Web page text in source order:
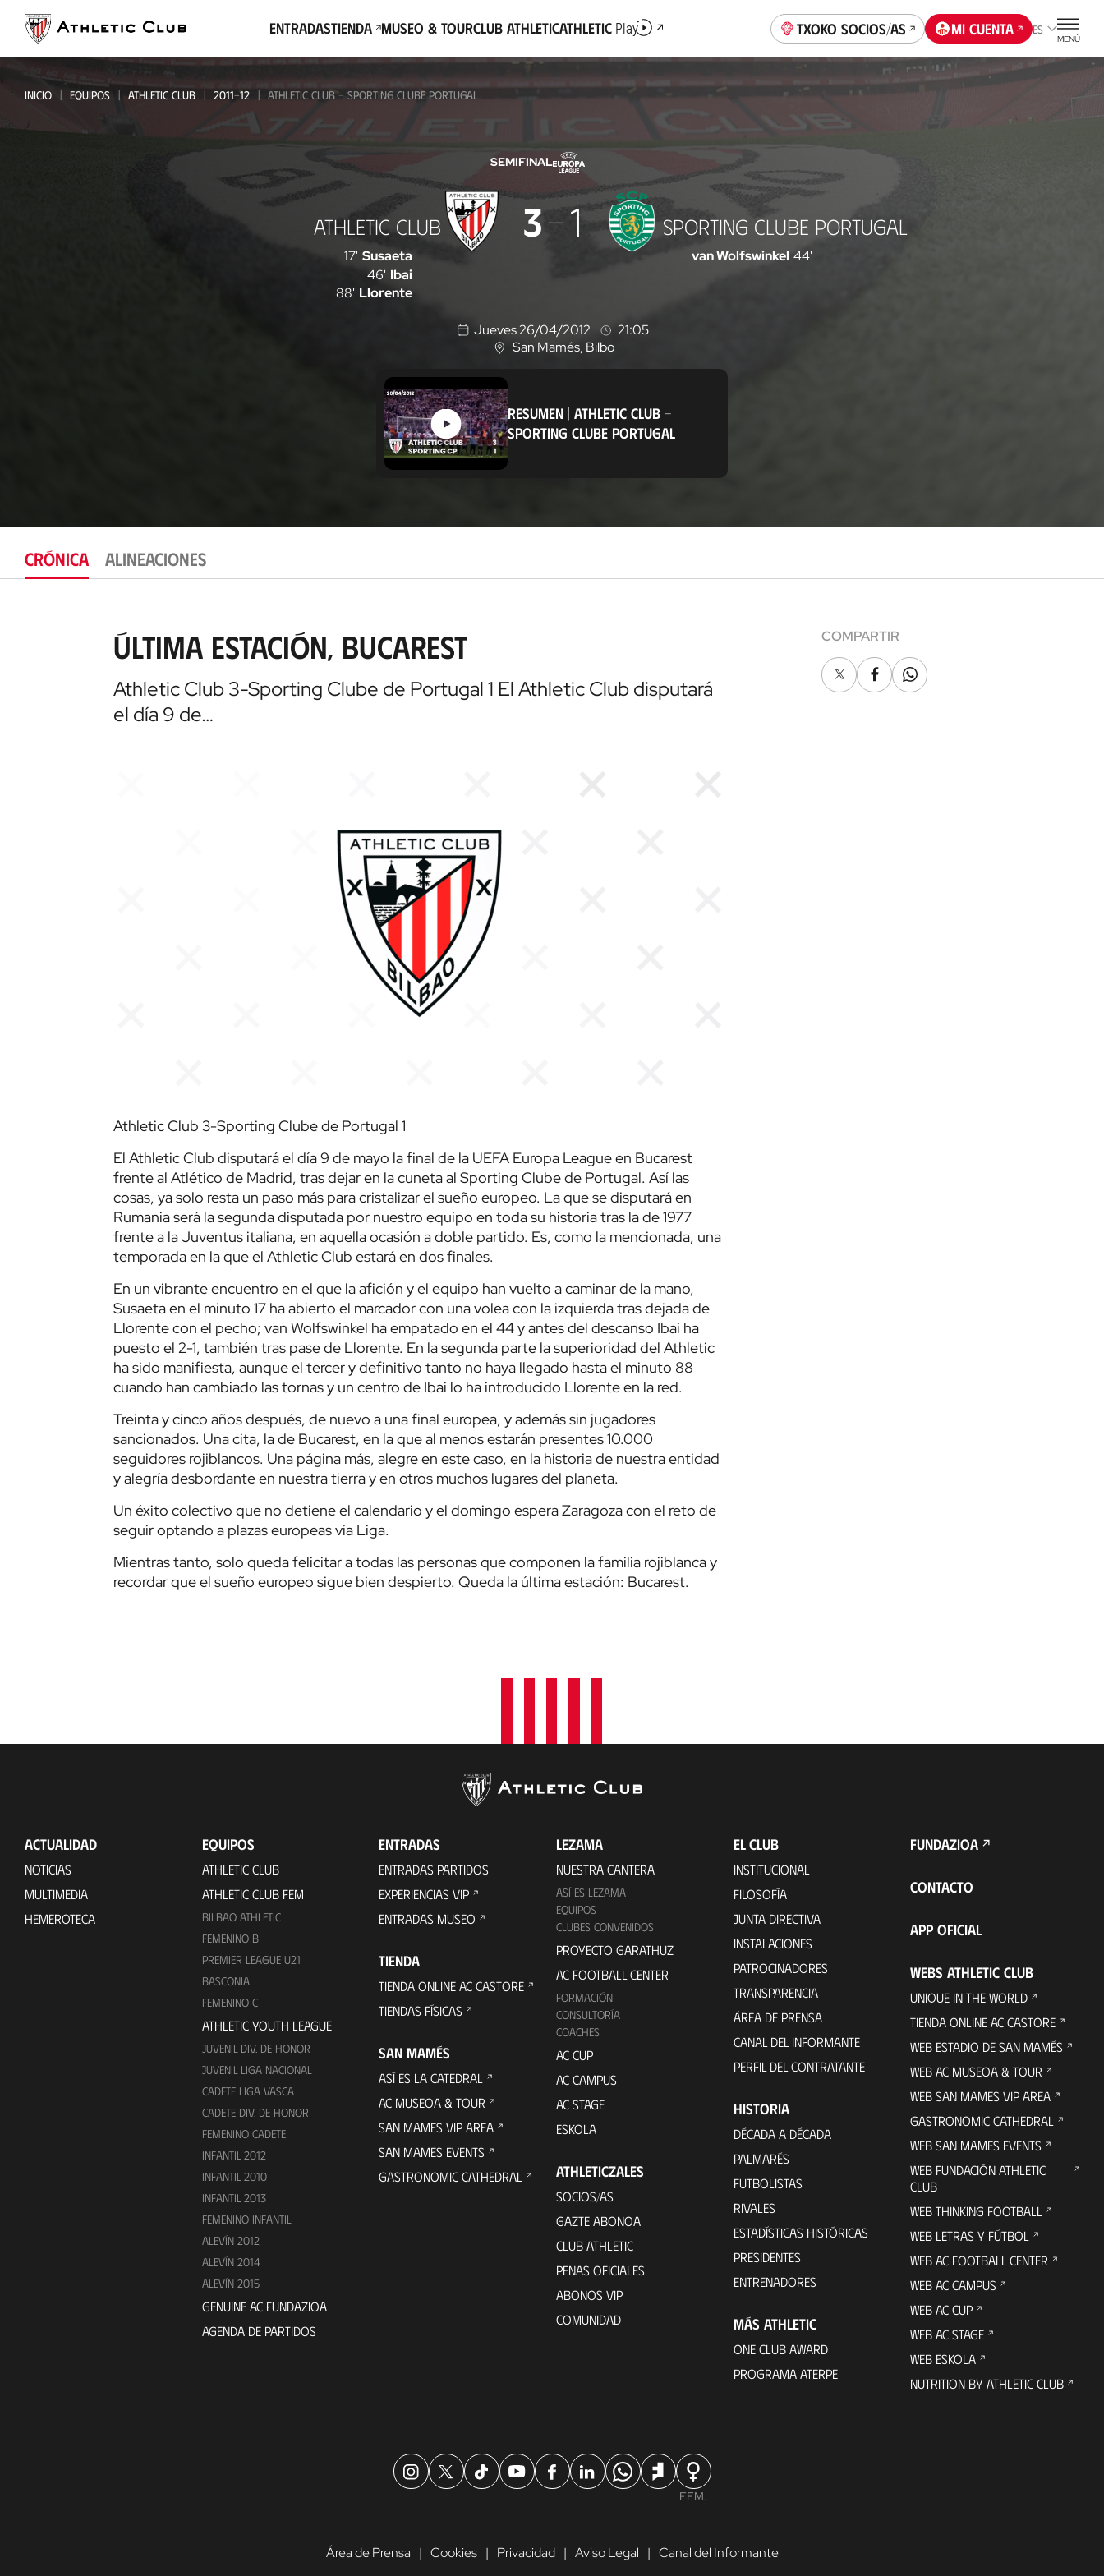
contenido
principal
EntradasTienda Museo & TourClub AthleticAthletic Play Txoko socios/as Mi cuenta ES
MENÚ
INICIO EQUIPOS ATHLETIC CLUB 2011-12 ATHLETIC CLUB - SPORTING CLUBE PORTUGAL
SEMIFINAL
ATHLETIC CLUB 3 1 SPORTING CLUBE PORTUGAL
17' Susaeta
46' Ibai
88' Llorente
van Wolfswinkel 44'
Jueves 26/04/2012
21:05
U
a
c
San Mamés, Bilbo
RESUMEN | ATHLETIC CLUB -
SPORTING CLUBE PORTUGAL
CRÓNICA ALINEACIONES
Última estación, Bucarest
Athletic Club 3-Sporting Clube de Portugal 1 El Athletic Club disputará
el día 9 de…
Athletic Club 3-Sporting Clube de Portugal 1
El Athletic Club disputará el día 9 de mayo la final de la UEFA Europa League en Bucarest
frente al Atlético de Madrid, tras dejar en la cuneta al Sporting Clube de Portugal. Así las
cosas, ya solo resta un paso más para cristalizar el sueño europeo. La que se disputará en
Rumania será la segunda disputada por nuestro equipo en toda su historia tras la de 1977
frente a la Juventus italiana, en aquella ocasión a doble partido. Es, como la mencionada, una
temporada en la que el Athletic Club estará en dos finales.
En un vibrante encuentro en el que la afición y el equipo han vuelto a caminar de la mano,
Susaeta en el minuto 17 ha abierto el marcador con una volea con la izquierda tras dejada de
Llorente con el pecho; van Wolfswinkel ha empatado en el 44 y antes del descanso Ibai ha
puesto el 2-1, también tras pase de Llorente. En la segunda parte la superioridad del Athletic
ha sido manifiesta, aunque el tercer y definitivo tanto no haya llegado hasta el minuto 88
cuando han cambiado las tornas y un centro de Ibai lo ha introducido Llorente en la red.
Treinta y cinco años después, de nuevo a una final europea, y además sin jugadores
sancionados. Una cita, la de Bucarest, en la que al menos estarán presentes 10.000
seguidores rojiblancos. Una página más, alegre en este caso, en la historia de nuestra entidad
y alegría desbordante en nuestra tierra y en otros muchos lugares del planeta.
Un éxito colectivo que no detiene el calendario y el domingo espera Zaragoza con el reto de
seguir optando a plazas europeas vía Liga.
Mientras tanto, solo queda felicitar a todas las personas que componen la familia rojiblanca y
recordar que el sueño europeo sigue bien despierto. Queda la última estación: Bucarest.
COMPARTIR
X FacebookWhatsapp
ACTUALIDAD
NOTICIAS
MULTIMEDIA
HEMEROTECA
EQUIPOS
ATHLETIC CLUB
ATHLETIC CLUB FEM
BILBAO ATHLETIC
FEMENINO B
PREMIER LEAGUE U21
BASCONIA
FEMENINO C
ATHLETIC YOUTH LEAGUE
JUVENIL DIV. DE HONOR
JUVENIL LIGA NACIONAL
CADETE LIGA VASCA
CADETE DIV. DE HONOR
FEMENINO CADETE
INFANTIL 2012
INFANTIL 2010
INFANTIL 2013
FEMENINO INFANTIL
ALEVÍN 2012
ALEVÍN 2014
ALEVÍN 2015
GENUINE AC FUNDAZIOA
AGENDA DE PARTIDOS
ENTRADAS
ENTRADAS PARTIDOS
EXPERIENCIAS VIP
ENTRADAS MUSEO
TIENDA
TIENDA ONLINE AC CASTORE
TIENDAS FÍSICAS
SAN MAMÉS
ASÍ ES LA CATEDRAL
AC MUSEOA & TOUR
SAN MAMES VIP AREA
SAN MAMES EVENTS
GASTRONOMIC CATHEDRAL
LEZAMA
NUESTRA CANTERA
ASÍ ES LEZAMA
EQUIPOS
CLUBES CONVENIDOS
PROYECTO GARATHUZ
AC FOOTBALL CENTER
FORMACIÓN
CONSULTORÍA
COACHES
AC CUP
AC CAMPUS
AC STAGE
ESKOLA
ATHLETICZALES
SOCIOS/AS
GAZTE ABONOA
CLUB ATHLETIC
PEÑAS OFICIALES
ABONOS VIP
COMUNIDAD
EL CLUB
INSTITUCIONAL
FILOSOFÍA
JUNTA DIRECTIVA
INSTALACIONES
PATROCINADORES
TRANSPARENCIA
ÁREA DE PRENSA
CANAL DEL INFORMANTE
PERFIL DEL CONTRATANTE
HISTORIA
DÉCADA A DÉCADA
PALMARÉS
FUTBOLISTAS
RIVALES
ESTADÍSTICAS HISTÓRICAS
PRESIDENTES
ENTRENADORES
MÁS ATHLETIC
ONE CLUB AWARD
PROGRAMA ATERPE
FUNDAZIOA
CONTACTO
APP OFICIAL
WEBS ATHLETIC CLUB
UNIQUE IN THE WORLD
TIENDA ONLINE AC CASTORE
WEB ESTADIO DE SAN MAMÉS
WEB AC MUSEOA & TOUR
WEB SAN MAMES VIP AREA
GASTRONOMIC CATHEDRAL
WEB SAN MAMES EVENTS
WEB FUNDACIÓN ATHLETIC
CLUB
WEB THINKING FOOTBALL
WEB LETRAS Y FÚTBOL
WEB AC FOOTBALL CENTER
WEB AC CAMPUS
WEB AC CUP
WEB AC STAGE
WEB ESKOLA
NUTRITION BY ATHLETIC CLUB
FEM.
Área de Prensa Cookies Privacidad Aviso Legal Canal del Informante